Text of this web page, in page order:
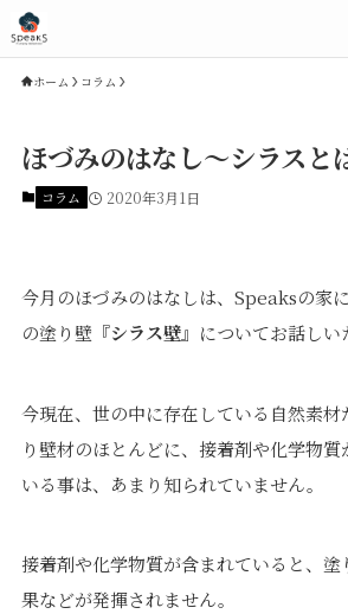
Speaksの家づくり
性能について
価格について
展示
建
タビ
ホーム コラム
ほづみのはなし～シラス
コラム 2020年3月1日
今月のほづみのはなしは、Speaksの家
の塗り壁『シラス壁』についてお話しい
今現在、世の中に存在している自然素
り壁材のほとんどに、接着剤や化学物
いる事は、あまり知られていません。
接着剤や化学物質が含まれていると、
果などが発揮されません。